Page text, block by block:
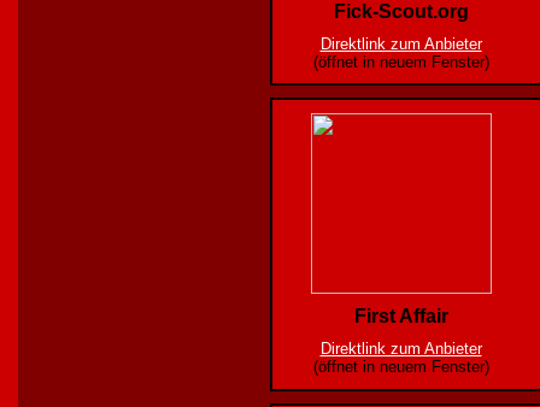
Fick-Scout.org
Direktlink zum Anbieter
(öffnet in neuem Fenster)
First Affair
Direktlink zum Anbieter
(öffnet in neuem Fenster)